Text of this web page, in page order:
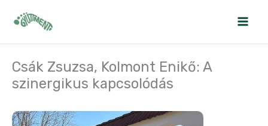
Csák Zsuzsa, Kolmont Enikő: A
szinergikus kapcsolódás